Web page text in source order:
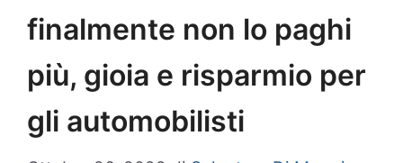
finalmente non lo paghi
più, gioia e risparmio per
gli automobilisti